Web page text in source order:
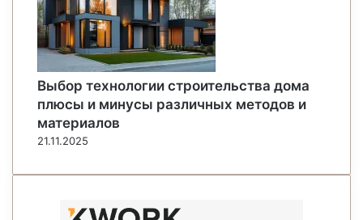
Выбор технологии строительства дома
плюсы и минусы различных методов и
материалов
21.11.2025